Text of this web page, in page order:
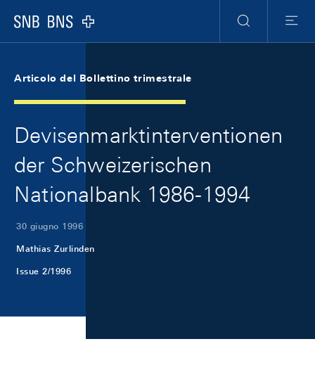
Logo
Ricerca
Menu
Articolo del Bollettino trimestrale
Devisenmarktinterventionen
der Schweizerischen
Nationalbank 1986-1994
30 giugno 1996
Mathias Zurlinden
Issue 2/1996